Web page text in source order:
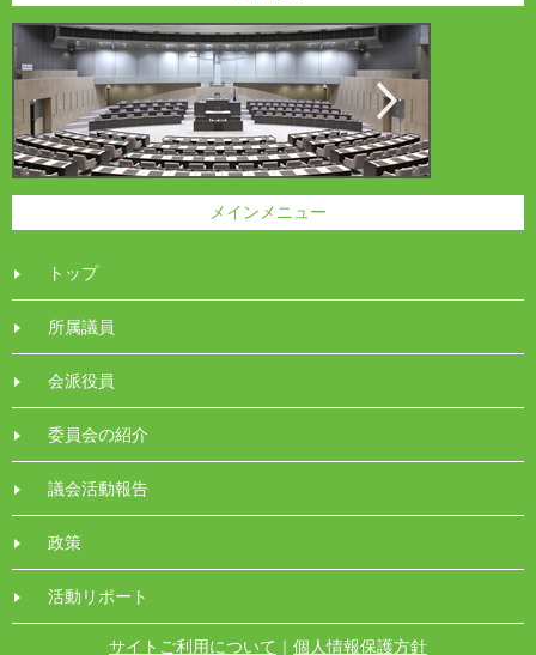
メインメニュー
トップ
所属議員
会派役員
委員会の紹介
議会活動報告
政策
活動リポート
サイトご利用について ｜ 個人情報保護方針